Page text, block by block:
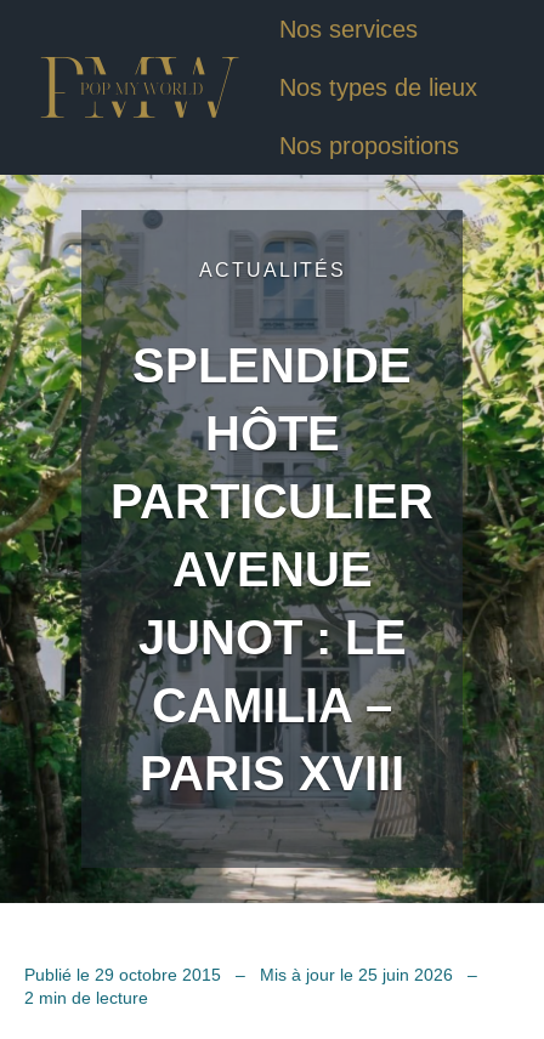
Nos services
Nos types de lieux
Nos propositions
ACTUALITÉS
SPLENDIDE
HÔTE
PARTICULIER
AVENUE
JUNOT : LE
CAMILIA –
PARIS XVIII
Publié le 29 octobre 2015 – Mis à jour le 25 juin 2026
–
2 min de lecture